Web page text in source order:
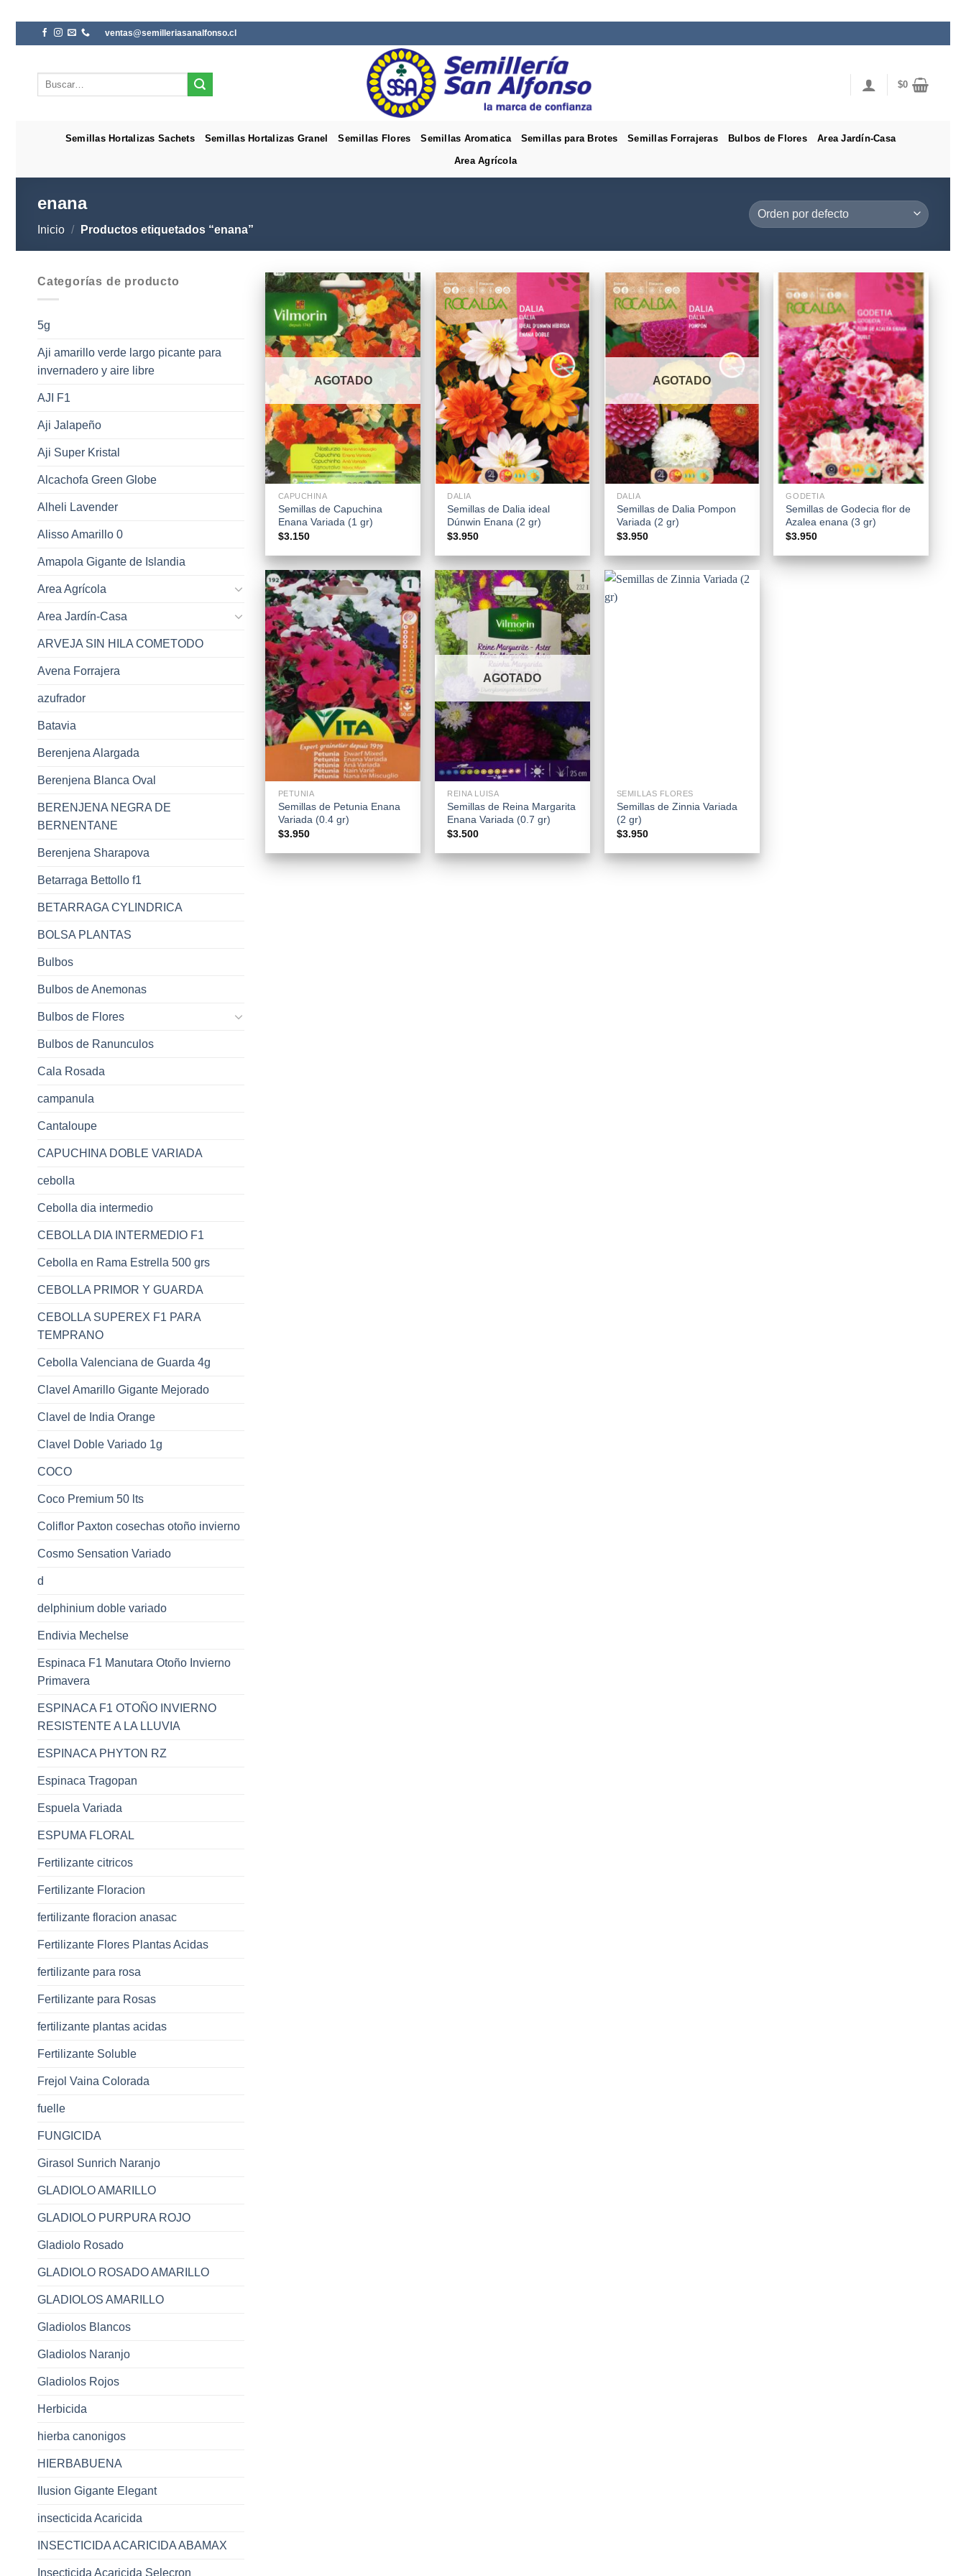
Saltar
al
ventas@semilleriasanalfonso.cl
Buscar
$0
Semillas Hortalizas Sachets Semillas Hortalizas Granel Semillas Flores Semillas Aromatica Semillas para Brotes Semillas Forrajeras Bulbos de Flores Area Jardín-Casa
Area Agrícola
enana
Inicio / Productos etiquetados “enana”
Categorías de producto
5g
Aji amarillo verde largo picante para
invernadero y aire libre
AJI F1
Aji Jalapeño
Aji Super Kristal
Alcachofa Green Globe
Alheli Lavender
Alisso Amarillo 0
Amapola Gigante de Islandia
Area Agrícola
Area Jardín-Casa
ARVEJA SIN HILA COMETODO
Avena Forrajera
azufrador
Batavia
Berenjena Alargada
Berenjena Blanca Oval
BERENJENA NEGRA DE
BERNENTANE
Berenjena Sharapova
Betarraga Bettollo f1
BETARRAGA CYLINDRICA
BOLSA PLANTAS
Bulbos
Bulbos de Anemonas
Bulbos de Flores
Bulbos de Ranunculos
Cala Rosada
campanula
Cantaloupe
CAPUCHINA DOBLE VARIADA
cebolla
Cebolla dia intermedio
CEBOLLA DIA INTERMEDIO F1
Cebolla en Rama Estrella 500 grs
CEBOLLA PRIMOR Y GUARDA
CEBOLLA SUPEREX F1 PARA
TEMPRANO
Cebolla Valenciana de Guarda 4g
Clavel Amarillo Gigante Mejorado
Clavel de India Orange
Clavel Doble Variado 1g
COCO
Coco Premium 50 lts
Coliflor Paxton cosechas otoño invierno
Cosmo Sensation Variado
d
delphinium doble variado
Endivia Mechelse
Espinaca F1 Manutara Otoño Invierno
Primavera
ESPINACA F1 OTOÑO INVIERNO
RESISTENTE A LA LLUVIA
ESPINACA PHYTON RZ
Espinaca Tragopan
Espuela Variada
ESPUMA FLORAL
Fertilizante citricos
Fertilizante Floracion
fertilizante floracion anasac
Fertilizante Flores Plantas Acidas
fertilizante para rosa
Fertilizante para Rosas
fertilizante plantas acidas
Fertilizante Soluble
Frejol Vaina Colorada
fuelle
FUNGICIDA
Girasol Sunrich Naranjo
GLADIOLO AMARILLO
GLADIOLO PURPURA ROJO
Gladiolo Rosado
GLADIOLO ROSADO AMARILLO
GLADIOLOS AMARILLO
Gladiolos Blancos
Gladiolos Naranjo
Gladiolos Rojos
Herbicida
hierba canonigos
HIERBABUENA
Ilusion Gigante Elegant
insecticida Acaricida
INSECTICIDA ACARICIDA ABAMAX
Insecticida Acaricida Selecron
+
AGOTADO
CAPUCHINA
Semillas de Capuchina
Enana Variada (1 gr)
$3.150
+
DALIA
Semillas de Dalia ideal
Dúnwin Enana (2 gr)
$3.950
+
AGOTADO
DALIA
Semillas de Dalia Pompon
Variada (2 gr)
$3.950
+
GODETIA
Semillas de Godecia flor de
Azalea enana (3 gr)
$3.950
PETUNIA
Semillas de Petunia Enana
Variada (0.4 gr)
$3.950
+
AGOTADO
REINA LUISA
Semillas de Reina Margarita
Enana Variada (0.7 gr)
$3.500
SEMILLAS FLORES
Semillas de Zinnia Variada
(2 gr)
$3.950